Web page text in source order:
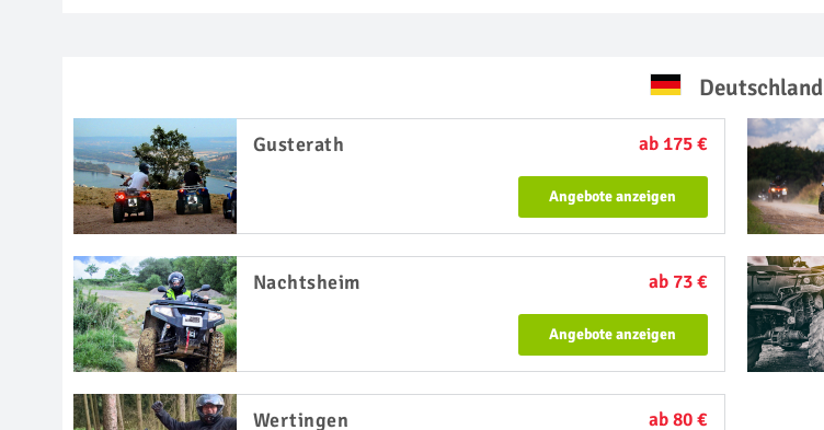
Deutschland
Gusterath ab 175 €
Angebote anzeigen
Nachtsheim ab 73 €
Angebote anzeigen
Wertingen ab 80 €